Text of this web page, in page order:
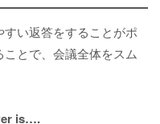
い返答をすることがポ
とで、会議全体をスム
is….